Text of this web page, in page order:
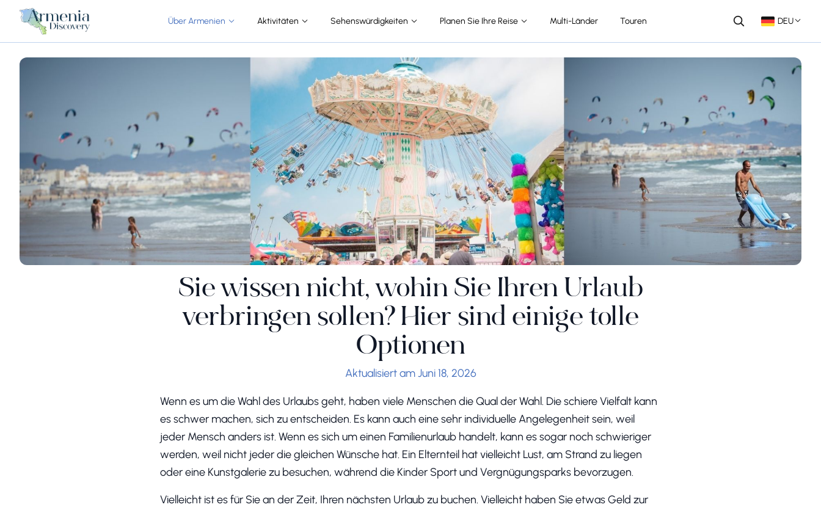
Über Armenien Aktivitäten Sehenswürdigkeiten Planen Sie Ihre Reise Multi-Länder Touren DEU
Sie wissen nicht, wohin Sie Ihren Urlaub
verbringen sollen? Hier sind einige tolle
Optionen
Aktualisiert am Juni 18, 2026
Wenn es um die Wahl des Urlaubs geht, haben viele Menschen die Qual der Wahl. Die schiere Vielfalt kann
es schwer machen, sich zu entscheiden. Es kann auch eine sehr individuelle Angelegenheit sein, weil
jeder Mensch anders ist. Wenn es sich um einen Familienurlaub handelt, kann es sogar noch schwieriger
werden, weil nicht jeder die gleichen Wünsche hat. Ein Elternteil hat vielleicht Lust, am Strand zu liegen
oder eine Kunstgalerie zu besuchen, während die Kinder Sport und Vergnügungsparks bevorzugen.
Vielleicht ist es für Sie an der Zeit, Ihren nächsten Urlaub zu buchen. Vielleicht haben Sie etwas Geld zur